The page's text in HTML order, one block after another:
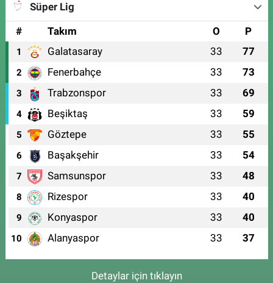
Süper Lig
#
Takım O P
1 Galatasaray 33 77
2 Fenerbahçe 33 73
3 Trabzonspor 33 69
4 Beşiktaş 33 59
5 Göztepe 33 55
6 Başakşehir 33 54
7 Samsunspor 33 48
8 Rizespor 33 40
9 Konyaspor 33 40
10 Alanyaspor 33 37
Detaylar için tıklayın